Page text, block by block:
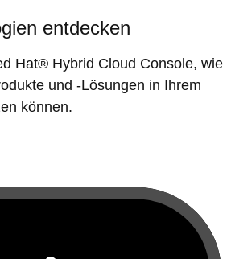
entdecken
Hat® Hybrid Cloud Console, wie
und -Lösungen in Ihrem
können.